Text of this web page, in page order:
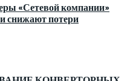
«Сетевой компании»
снижают потери